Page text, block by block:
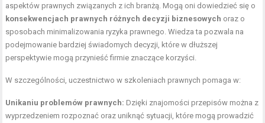
aspektów prawnych związanych z ich branżą. Mogą oni dowiedzieć się o
konsekwencjach prawnych różnych decyzji biznesowych oraz o
sposobach minimalizowania ryzyka prawnego. Wiedza ta pozwala na
podejmowanie bardziej świadomych decyzji, które w dłuższej
perspektywie mogą przynieść firmie znaczące korzyści.
W szczególności, uczestnictwo w szkoleniach prawnych pomaga w:
Unikaniu problemów prawnych: Dzięki znajomości przepisów można z
wyprzedzeniem rozpoznać oraz uniknąć sytuacji, które mogą prowadzić